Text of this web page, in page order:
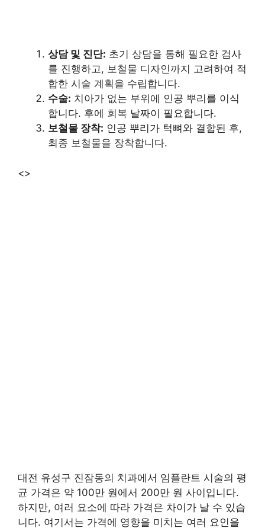
상담 및 진단: 초기 상담을 통해 필요한 검사
를 진행하고, 보철물 디자인까지 고려하여 적
합한 시술 계획을 수립합니다.
수술: 치아가 없는 부위에 인공 뿌리를 이식
합니다. 후에 회복 날짜이 필요합니다.
보철물 장착: 인공 뿌리가 턱뼈와 결합된 후,
최종 보철물을 장착합니다.
<>
대전 유성구 진잠동의 치과에서 임플란트 시술의 평
균 가격은 약 100만 원에서 200만 원 사이입니다.
하지만, 여러 요소에 따라 가격은 차이가 날 수 있습
니다. 여기서는 가격에 영향을 미치는 여러 요인을